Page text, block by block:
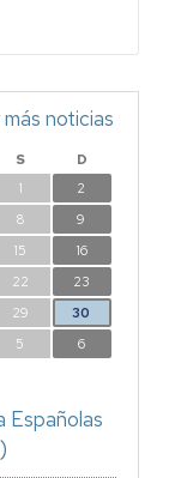
S
D
1
2
8
9
15
16
22
23
29
30
5 6
más noticias
Españolas